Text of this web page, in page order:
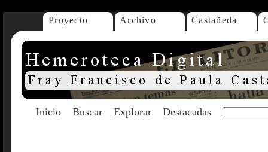
Proyecto Archivo Castañeda
Inicio Buscar Explorar Destacadas